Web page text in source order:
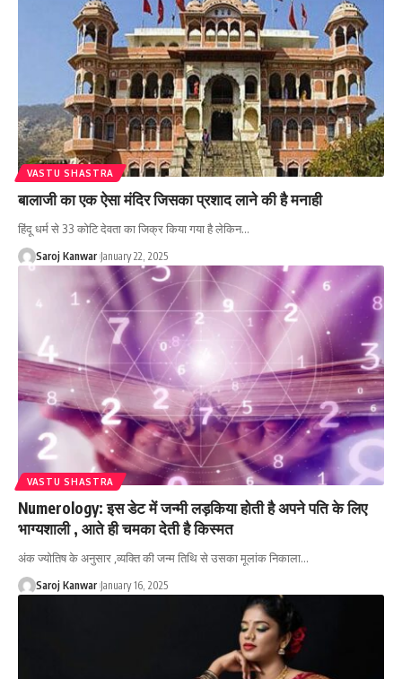
VASTU SHASTRA
बालाजी का एक ऐसा मंदिर जिसका प्रशाद लाने की है मनाही
हिंदू धर्म से 33 कोटि देवता का जिक्र किया गया है लेकिन…
Saroj Kanwar January 22, 2025
VASTU SHASTRA
Numerology: इस डेट में जन्मी लड़किया होती है अपने पति के लिए
भाग्यशाली , आते ही चमका देती है किस्मत
अंक ज्योतिष के अनुसार ,व्यक्ति की जन्म तिथि से उसका मूलांक निकाला…
Saroj Kanwar January 16, 2025